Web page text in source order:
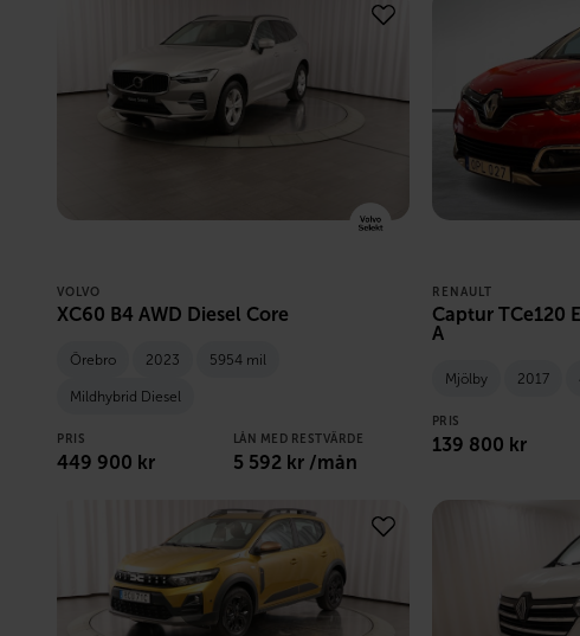
VOLVO
XC60 B4 AWD Diesel Core
Örebro 2023 5954 mil
Mildhybrid Diesel
PRIS
449 900 kr
LÅN MED RESTVÄRDE
5 592 kr /mån
RENAULT
Captur TCe120
A
Mjölby 2017
PRIS
139 800 kr